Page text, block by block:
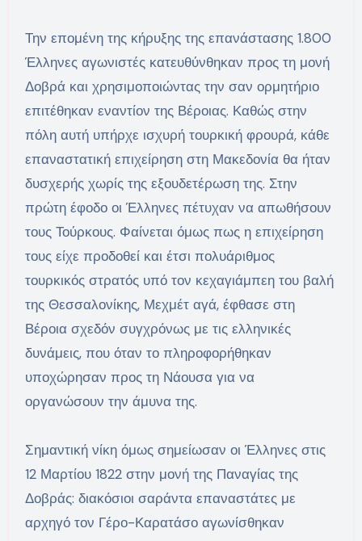
Την επομένη της κήρυξης της επανάστασης 1.800
Έλληνες αγωνιστές κατευθύνθηκαν προς τη μονή
Δοβρά και χρησιμοποιώντας την σαν ορμητήριο
επιτέθηκαν εναντίον της Βέροιας. Καθώς στην
πόλη αυτή υπήρχε ισχυρή τουρκική φρουρά, κάθε
επαναστατική επιχείρηση στη Μακεδονία θα ήταν
δυσχερής χωρίς της εξουδετέρωση της. Στην
πρώτη έφοδο οι Έλληνες πέτυχαν να απωθήσουν
τους Τούρκους. Φαίνεται όμως πως η επιχείρηση
τους είχε προδοθεί και έτσι πολυάριθμος
τουρκικός στρατός υπό τον κεχαγιάμπεη του βαλή
της Θεσσαλονίκης, Μεχμέτ αγά, έφθασε στη
Βέροια σχεδόν συγχρόνως με τις ελληνικές
δυνάμεις, που όταν το πληροφορήθηκαν
υποχώρησαν προς τη Νάουσα για να
οργανώσουν την άμυνα της.
Σημαντική νίκη όμως σημείωσαν οι Έλληνες στις
12 Μαρτίου 1822 στην μονή της Παναγίας της
Δοβράς: διακόσιοι σαράντα επαναστάτες με
αρχηγό τον Γέρο-Καρατάσο αγωνίσθηκαν